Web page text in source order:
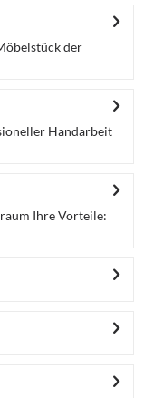
der
Handarbeit
Ihre Vorteile: